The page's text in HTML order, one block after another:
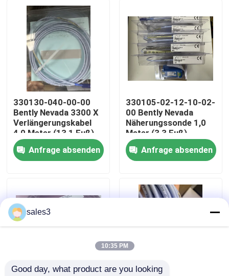
Produkte
Über uns
Werksbesichtigung
Kontakt mit uns
Neuigkeiten
News
PEPPERL FUCHS Isolierte Barriere
330130-040-00-00
Bently Nevada 3300 X
Verlängerungskabel
4,0 Meter (13,1 Fuß)
Anfrage absenden
330105-02-12-10-02-
00 Bently Nevada
Näherungssonde 1,0
Meter (3,3 Fuß)
Anfrage absenden
sales3
10:35 PM
Good day, what product are you looking